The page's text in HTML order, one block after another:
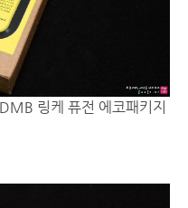
링케 퓨전 에코패키지